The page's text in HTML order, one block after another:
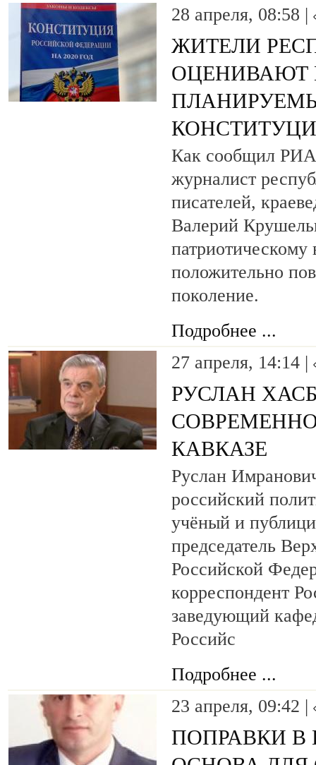
28 апреля, 08:58 |
ЖИТЕЛИ
ОЦЕНИВАЮТ
Как сообщил
журналист
писателей,
Валерий
положительно
поколение.
Подробнее ...
27 апреля, 14:14 |
РУСЛАН
КАВКАЗЕ
Руслан
российский
учёный и
председатель
Российской
корреспондент
заведующий
Российс
Подробнее ...
23 апреля, 09:42 |
ПОПРАВКИ В